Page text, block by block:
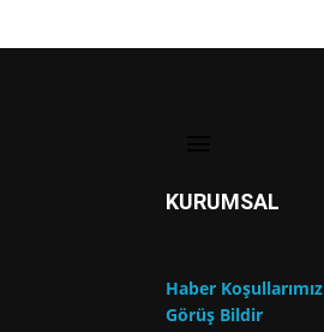
KURUMSAL
Haber Koşullarımız
Görüş Bildir